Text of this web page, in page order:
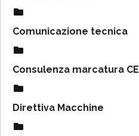
Comunicazione tecnica
Consulenza marcatura CE
Direttiva Macchine